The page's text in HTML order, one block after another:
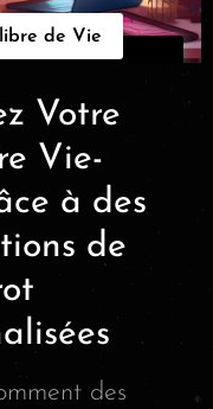
de Vie
Votre
Vie-
à des
de
des